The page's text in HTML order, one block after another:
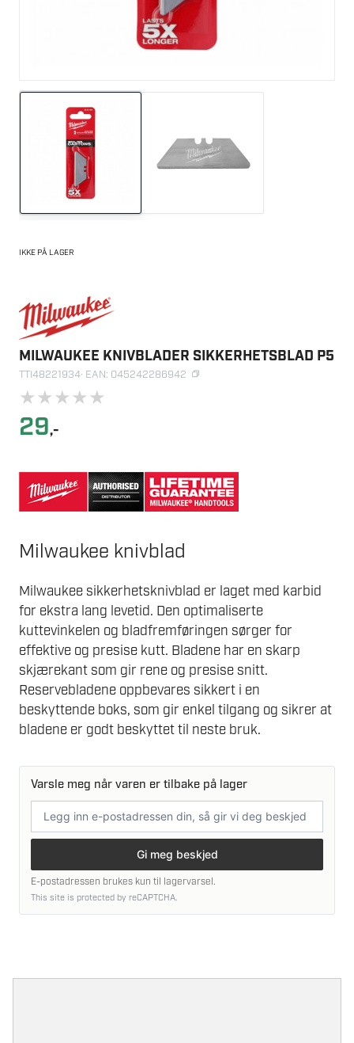
IKKE PÅ LAGER
MILWAUKEE KNIVBLADER SIKKERHETSBLAD P5
TTI48221934· EAN: 045242286942
★★★★★
29,-
Milwaukee knivblad
Milwaukee sikkerhetsknivblad er laget med karbid
for ekstra lang levetid. Den optimaliserte
kuttevinkelen og bladfremføringen sørger for
effektive og presise kutt. Bladene har en skarp
skjærekant som gir rene og presise snitt.
Reservebladene oppbevares sikkert i en
beskyttende boks, som gir enkel tilgang og sikrer at
bladene er godt beskyttet til neste bruk.
Varsle meg når varen er tilbake på lager
postadresse
Gi meg beskjed
E-postadressen brukes kun til lagervarsel.
This site is protected by reCAPTCHA.